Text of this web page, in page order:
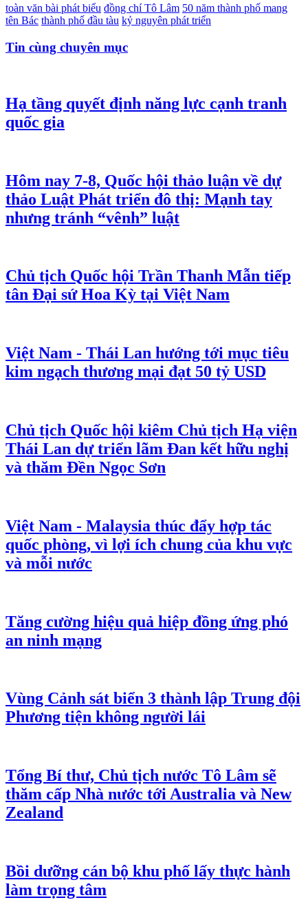
toàn văn bài phát biểu đồng chí Tô Lâm 50 năm thành phố mang
tên Bác thành phố đầu tàu kỷ nguyên phát triển
Tin cùng chuyên mục
Hạ tầng quyết định năng lực cạnh tranh
quốc gia
Hôm nay 7-8, Quốc hội thảo luận về dự
thảo Luật Phát triển đô thị: Mạnh tay
nhưng tránh “vênh” luật
Chủ tịch Quốc hội Trần Thanh Mẫn tiếp
tân Đại sứ Hoa Kỳ tại Việt Nam
Việt Nam - Thái Lan hướng tới mục tiêu
kim ngạch thương mại đạt 50 tỷ USD
Chủ tịch Quốc hội kiêm Chủ tịch Hạ viện
Thái Lan dự triển lãm Đan kết hữu nghị
và thăm Đền Ngọc Sơn
Việt Nam - Malaysia thúc đẩy hợp tác
quốc phòng, vì lợi ích chung của khu vực
và mỗi nước
Tăng cường hiệu quả hiệp đồng ứng phó
an ninh mạng
Vùng Cảnh sát biển 3 thành lập Trung đội
Phương tiện không người lái
Tổng Bí thư, Chủ tịch nước Tô Lâm sẽ
thăm cấp Nhà nước tới Australia và New
Zealand
Bồi dưỡng cán bộ khu phố lấy thực hành
làm trọng tâm